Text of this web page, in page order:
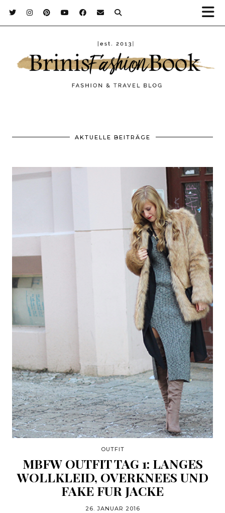
AKTUELLE BEITRÄGE
OUTFIT
MBFW OUTFIT TAG 1: LANGES
WOLLKLEID, OVERKNEES UND
FAKE FUR JACKE
26. JANUAR 2016